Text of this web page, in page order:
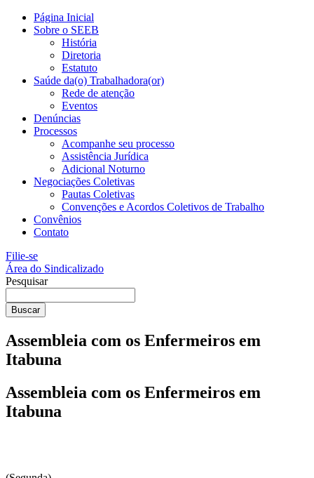
Página Inicial
Sobre o SEEB
História
Diretoria
Estatuto
Saúde da(o) Trabalhadora(or)
Rede de atenção
Eventos
Denúncias
Processos
Acompanhe seu processo
Assistência Jurídica
Adicional Noturno
Negociações Coletivas
Pautas Coletivas
Convenções e Acordos Coletivos de Trabalho
Convênios
Contato
Filie-se
Área do Sindicalizado
Pesquisar
Buscar
Assembleia com os Enfermeiros em
Itabuna
Assembleia com os Enfermeiros em
Itabuna